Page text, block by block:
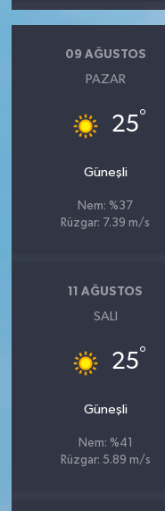
09 AĞUSTOS
PAZAR
25°
Güneşli
Nem: %37
Rüzgar: 7.39 m/s
11 AĞUSTOS
SALI
25°
Güneşli
Nem: %41
Rüzgar: 5.89 m/s